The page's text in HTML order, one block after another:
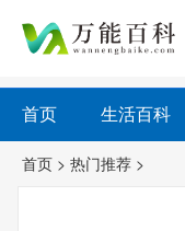
首页 生活百科
首页 > 热门推荐 >